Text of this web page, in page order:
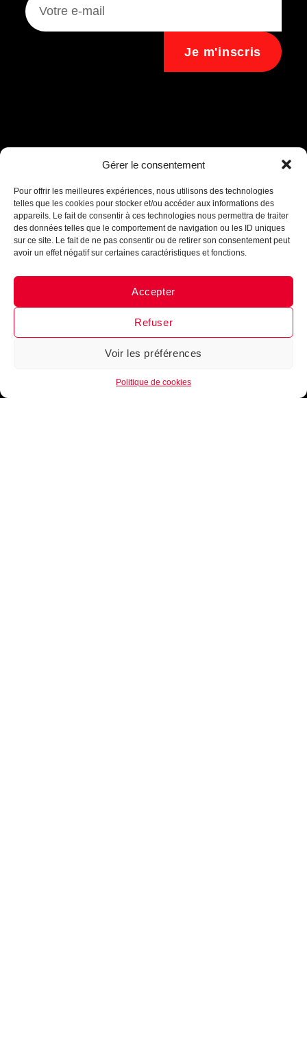
Gérer le consentement
Pour offrir les meilleures expériences, nous utilisons des technologies
telles que les cookies pour stocker et/ou accéder aux informations des
appareils. Le fait de consentir à ces technologies nous permettra de traiter
des données telles que le comportement de navigation ou les ID uniques
sur ce site. Le fait de ne pas consentir ou de retirer son consentement peut
avoir un effet négatif sur certaines caractéristiques et fonctions.
Accepter
Refuser
Voir les préférences
Politique de cookies
Assistant B.EASE
Messenger · Instagram
Je m'inscris